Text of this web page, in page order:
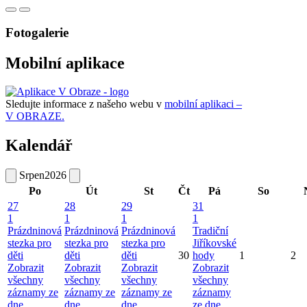
Fotogalerie
Mobilní aplikace
Sledujte informace z našeho webu v mobilní aplikaci –
V OBRAZE.
Kalendář
Srpen2026
Po
Út St Čt Pá So
27
1
Prázdninová
stezka pro
děti
Zobrazit
všechny
záznamy ze
28
1
Prázdninová
stezka pro
děti
Zobrazit
všechny
záznamy ze
29
1
Prázdninová
stezka pro
děti
Zobrazit
všechny
záznamy ze
30
31
1
Tradiční
Jiříkovské
hody
Zobrazit
všechny
záznamy
1 2